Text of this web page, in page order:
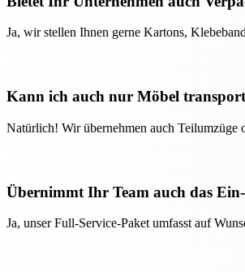
Ja, wir stellen Ihnen gerne Kartons,
Kann ich auch nur Möbel
Natürlich! Wir übernehmen auch Teilumzüge
Übernimmt Ihr Team auch das
Ja, unser Full-Service-Paket umfasst auf